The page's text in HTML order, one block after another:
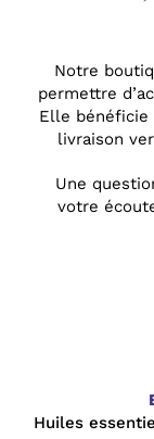
Notre
permettre
Elle bénéficie
livraison
Une
votre
Huiles